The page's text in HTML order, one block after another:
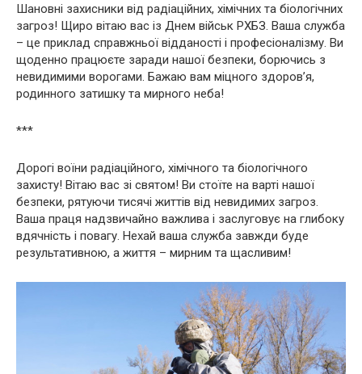
Шановні захисники від радіаційних, хімічних та біологічних
загроз! Щиро вітаю вас із Днем військ РХБЗ. Ваша служба
– це приклад справжньої відданості і професіоналізму. Ви
щоденно працюєте заради нашої безпеки, борючись з
невидимими ворогами. Бажаю вам міцного здоров’я,
родинного затишку та мирного неба!
***
Дорогі воїни радіаційного, хімічного та біологічного
захисту! Вітаю вас зі святом! Ви стоїте на варті нашої
безпеки, рятуючи тисячі життів від невидимих загроз.
Ваша праця надзвичайно важлива і заслуговує на глибоку
вдячність і повагу. Нехай ваша служба завжди буде
результативною, а життя – мирним та щасливим!